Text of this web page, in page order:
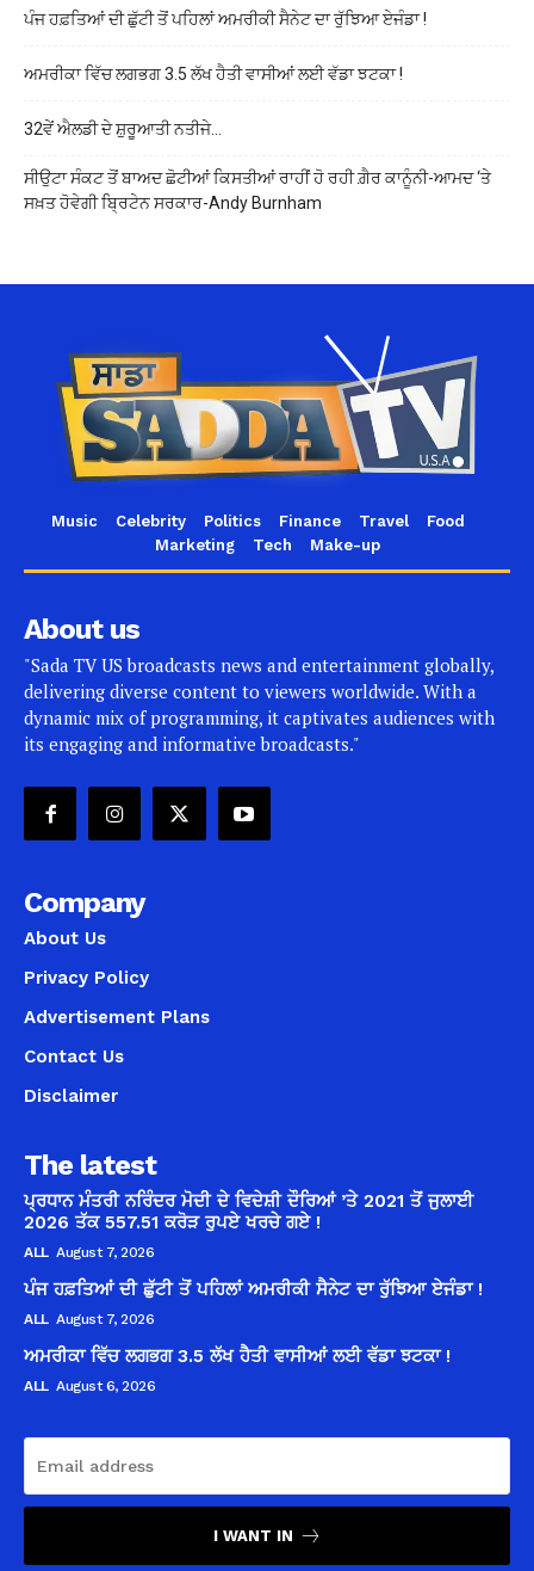
ਪੰਜ ਹਫ਼ਤਿਆਂ ਦੀ ਛੁੱਟੀ ਤੋਂ ਪਹਿਲਾਂ ਅਮਰੀਕੀ ਸੈਨੇਟ ਦਾ ਰੁੱਝਿਆ ਏਜੰਡਾ !
ਅਮਰੀਕਾ ਵਿੱਚ ਲਗਭਗ 3.5 ਲੱਖ ਹੈਤੀ ਵਾਸੀਆਂ ਲਈ ਵੱਡਾ ਝਟਕਾ !
32ਵੇਂ ਐਲਡੀ ਦੇ ਸ਼ੁਰੂਆਤੀ ਨਤੀਜੇ…
ਸੀਉਟਾ ਸੰਕਟ ਤੋਂ ਬਾਅਦ ਛੋਟੀਆਂ ਕਿਸਤੀਆਂ ਰਾਹੀਂ ਹੋ ਰਹੀ ਗ਼ੈਰ ਕਾਨੂੰਨੀ-ਆਮਦ ‘ਤੇ
ਸਖ਼ਤ ਹੋਵੇਗੀ ਬ੍ਰਿਟੇਨ ਸਰਕਾਰ-Andy Burnham
Music Celebrity Politics Finance Travel
Food
Marketing
Tech Make-up
About us
"Sada TV US broadcasts news and entertainment globally,
delivering diverse content to viewers worldwide. With a
dynamic mix of programming, it captivates audiences with
its engaging and informative broadcasts."
Company
About Us
Privacy Policy
Advertisement Plans
Contact Us
Disclaimer
The latest
ਪ੍ਰਧਾਨ ਮੰਤਰੀ ਨਰਿੰਦਰ ਮੋਦੀ ਦੇ ਵਿਦੇਸ਼ੀ ਦੌਰਿਆਂ ’ਤੇ 2021 ਤੋਂ ਜੁਲਾਈ
2026 ਤੱਕ 557.51 ਕਰੋੜ ਰੁਪਏ ਖਰਚੇ ਗਏ !
ALL August 7, 2026
ਪੰਜ ਹਫ਼ਤਿਆਂ ਦੀ ਛੁੱਟੀ ਤੋਂ ਪਹਿਲਾਂ ਅਮਰੀਕੀ ਸੈਨੇਟ ਦਾ ਰੁੱਝਿਆ ਏਜੰਡਾ !
ALL August 7, 2026
ਅਮਰੀਕਾ ਵਿੱਚ ਲਗਭਗ 3.5 ਲੱਖ ਹੈਤੀ ਵਾਸੀਆਂ ਲਈ ਵੱਡਾ ਝਟਕਾ !
ALL August 6, 2026
I WANT IN